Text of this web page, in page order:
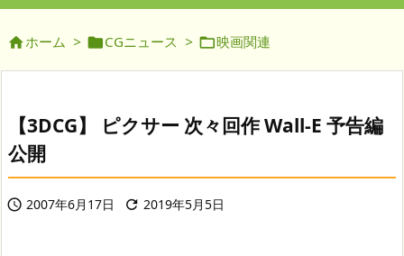
前へ
次へ
ホーム > CGニュース > 映画関連
【3DCG】 ピクサー 次々回作 Wall-E 予告編
公開
 2007年6月17日  2019年5月5日